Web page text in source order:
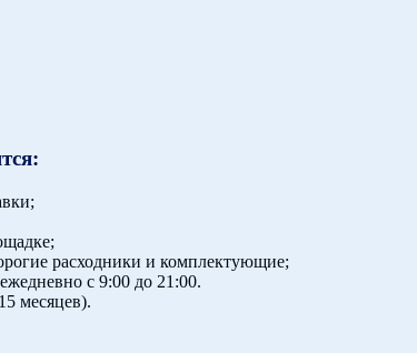
расходники и комплектующие;
с 9:00 до 21:00.
месяцев).